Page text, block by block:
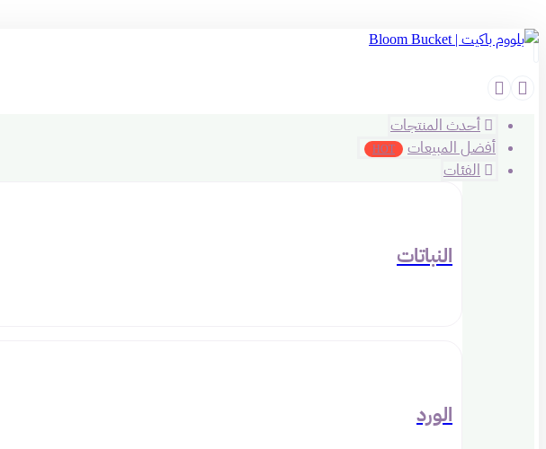
أحدث المنتجات
أفضل المبيعات
HOT
الفئات
النباتات
الورد